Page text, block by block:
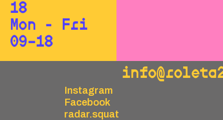
18
Mon - Fri
09–18
Instagram
Facebook
radar.squat